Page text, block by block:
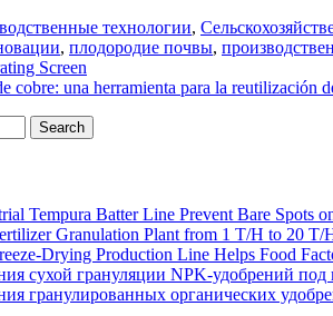
технологии,
, плодородие почвы,
Screen
cobre: una herramienta para la reutilización
Tempura Batter Line Prevent Bare Spots
Granulation Plant from 1 T/H to 20 T/
Drying Production Line Helps Food
сухой грануляции NPK-удобрений под
гранулированных органических